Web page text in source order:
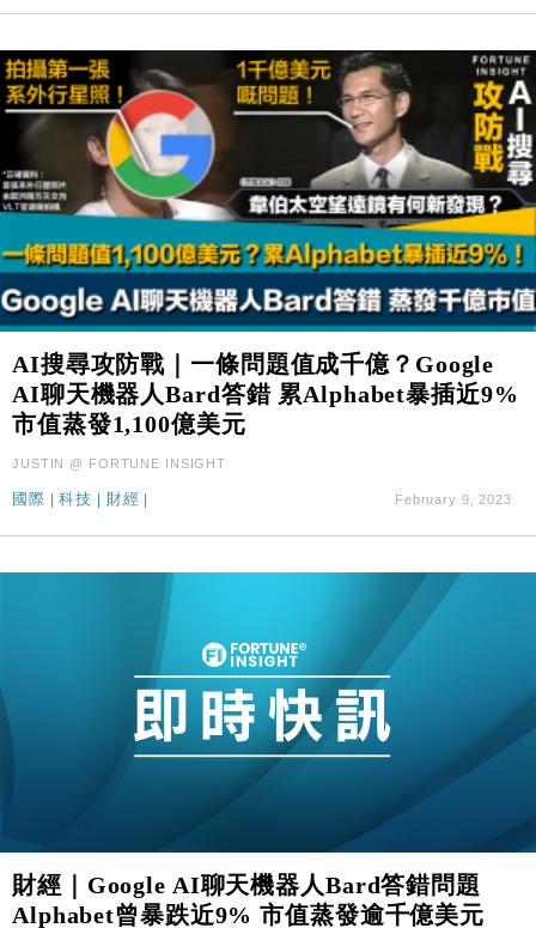
AI搜尋攻防戰｜一條問題值成千億？Google
AI聊天機器人Bard答錯 累Alphabet暴插近9%
市值蒸發1,100億美元
JUSTIN @ FORTUNE INSIGHT
國際 |科技 | 財經 | February 9, 2023
財經｜Google AI聊天機器人Bard答錯問題
Alphabet曾暴跌近9% 市值蒸發逾千億美元